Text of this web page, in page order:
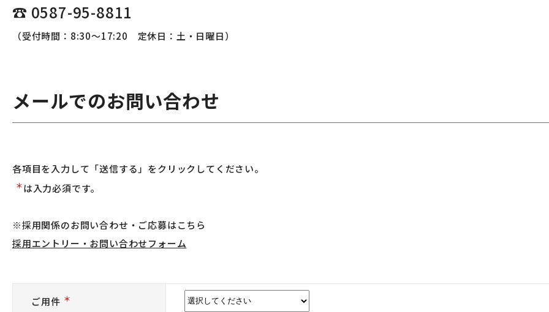
☎ 0587-95-8811
（受付時間：8:30～17:20 定休日：土・日曜日）
メールでのお問い合わせ
各項目を入力して「送信する」をクリックしてください。
＊は入力必須です。
※採用関係のお問い合わせ・ご応募はこちら
採用エントリー・お問い合わせフォーム
ご用件 ＊